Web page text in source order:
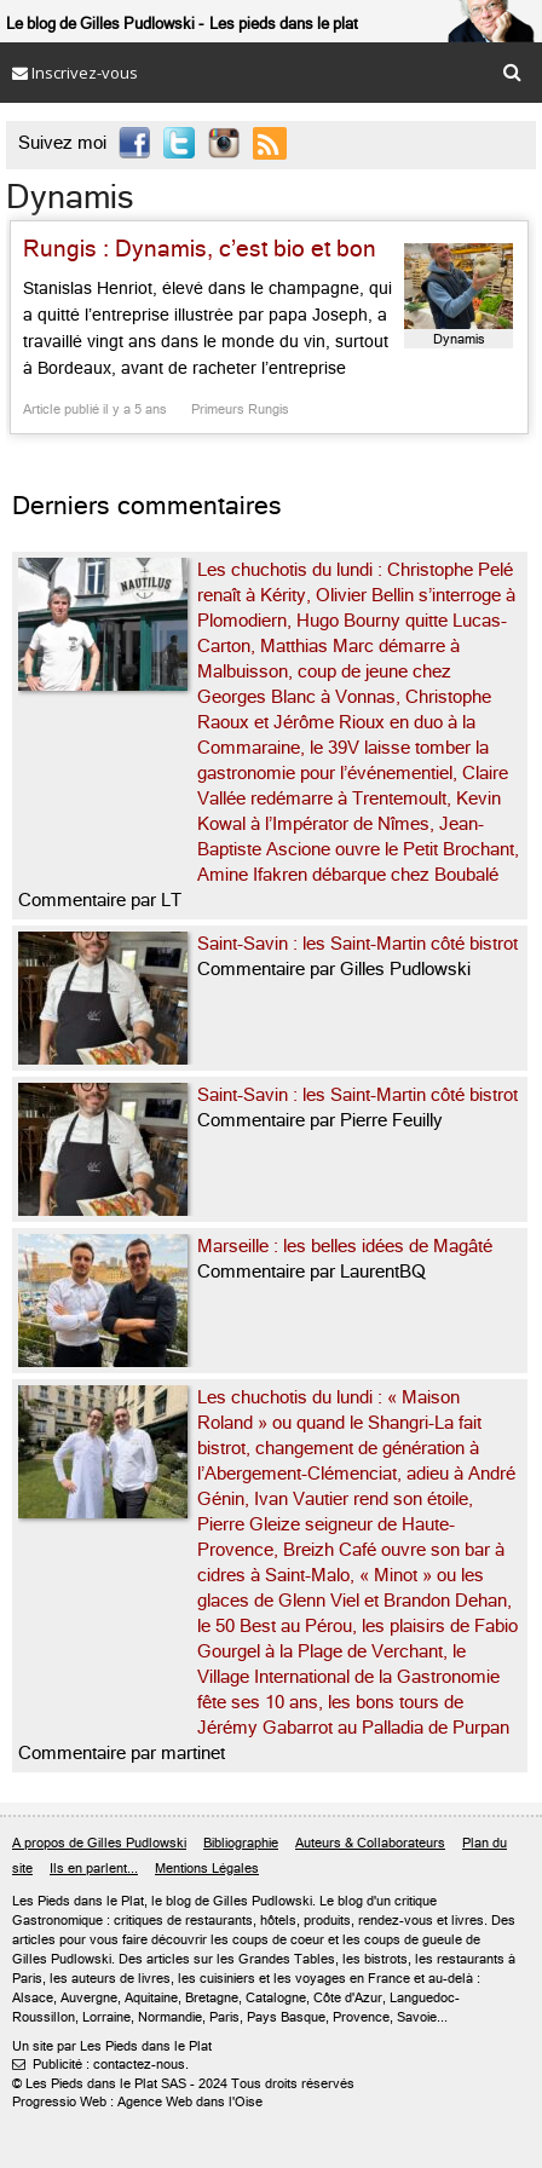
Le blog de Gilles Pudlowski Les pieds dans le plat
Inscrivez-vous
Suivez moi 
Dynamis
Rungis : Dynamis, c’est bio et bon
Stanislas Henriot, élevé dans le champagne, qui
a quitté l’entreprise illustrée par papa Joseph, a
travaillé vingt ans dans le monde du vin, surtout
à Bordeaux, avant de racheter l’entreprise
Markus Zeiher. Développer le bio, être fidèle au
Article publié il y a 5 ans Primeurs Rungis
Dynamis
Derniers commentaires
Les chuchotis du lundi : Christophe Pelé
renaît à Kérity, Olivier Bellin s’interroge à
Plomodiern, Hugo Bourny quitte Lucas-
Carton, Matthias Marc démarre à
Malbuisson, coup de jeune chez
Georges Blanc à Vonnas, Christophe
Raoux et Jérôme Rioux en duo à la
Commaraine, le 39V laisse tomber la
gastronomie pour l’événementiel, Claire
Vallée redémarre à Trentemoult, Kevin
Kowal à l’Impérator de Nîmes, Jean-
Baptiste Ascione ouvre le Petit Brochant,
Amine Ifakren débarque chez Boubalé
Commentaire par LT
Saint-Savin : les Saint-Martin côté bistrot
Commentaire par Gilles Pudlowski
Saint-Savin : les Saint-Martin côté bistrot
Commentaire par Pierre Feuilly
Marseille : les belles idées de Magâté
Commentaire par LaurentBQ
Les chuchotis du lundi : « Maison
Roland » ou quand le Shangri-La fait
bistrot, changement de génération à
l’Abergement-Clémenciat, adieu à André
Génin, Ivan Vautier rend son étoile,
Pierre Gleize seigneur de Haute-
Provence, Breizh Café ouvre son bar à
cidres à Saint-Malo, « Minot » ou les
glaces de Glenn Viel et Brandon Dehan,
le 50 Best au Pérou, les plaisirs de Fabio
Gourgel à la Plage de Verchant, le
Village International de la Gastronomie
fête ses 10 ans, les bons tours de
Jérémy Gabarrot au Palladia de Purpan
Commentaire par martinet
A propos de Gilles Pudlowski Bibliographie Auteurs & Collaborateurs
Plan du
site
Ils en parlent... Mentions Légales
Les Pieds dans le Plat, le blog de Gilles Pudlowski. Le blog d'un critique
Gastronomique : critiques de restaurants, hôtels, produits, rendez-vous et livres. Des
articles pour vous faire découvrir les coups de coeur et les coups de gueule de
Gilles Pudlowski. Des articles sur les Grandes Tables, les bistrots, les restaurants à
Paris, les auteurs de livres, les cuisiniers et les voyages en France et au-delà :
Alsace, Auvergne, Aquitaine, Bretagne, Catalogne, Côte d'Azur, Languedoc-
Roussillon, Lorraine, Normandie, Paris, Pays Basque, Provence, Savoie...
Un site par Les Pieds dans le Plat
 Publicité : contactez-nous.
© Les Pieds dans le Plat SAS - 2024 Tous droits réservés
Progressio Web : Agence Web dans l'Oise